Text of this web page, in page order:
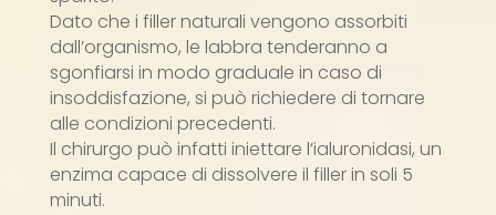
Dato che i filler naturali vengono assorbiti
dall’organismo, le labbra tenderanno a
sgonfiarsi in modo graduale in caso di
insoddisfazione, si può richiedere di tornare
alle condizioni precedenti.
Il chirurgo può infatti iniettare l’ialuronidasi, un
enzima capace di dissolvere il filler in soli 5
minuti.